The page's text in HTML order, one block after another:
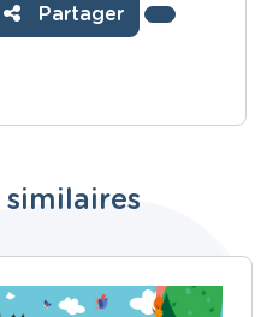
Partager
similaires